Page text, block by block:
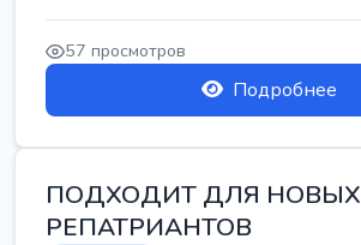
57 просмотров
Подробнее
ПОДХОДИТ ДЛЯ НОВЫХ
РЕПАТРИАНТОВ